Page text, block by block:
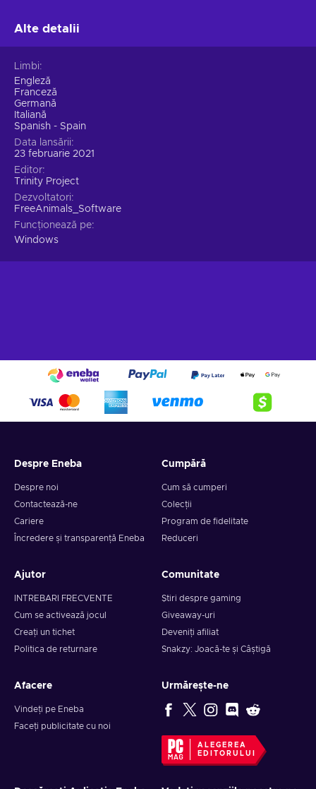
Alte detalii
Limbi
Engleză
Franceză
Germană
Italiană
Spanish - Spain
Data lansării
23 februarie 2021
Editor
Trinity Project
Dezvoltatori
FreeAnimals_Software
Funcționează pe
Windows
Despre Eneba
Despre noi
Contactează-ne
Cariere
Încredere și transparență Eneba
Cumpără
Cum să cumperi
Colecții
Program de fidelitate
Reduceri
Ajutor
INTREBARI FRECVENTE
Cum se activează jocul
Creați un tichet
Politica de returnare
Comunitate
Știri despre gaming
Giveaway-uri
Deveniți afiliat
Snakzy: Joacă-te și Câștigă
Afacere
Vindeți pe Eneba
Faceți publicitate cu noi
Urmărește-ne
ALEGEREA
EDITORULUI